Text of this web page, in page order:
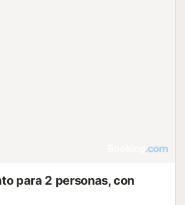
para 2 personas, con